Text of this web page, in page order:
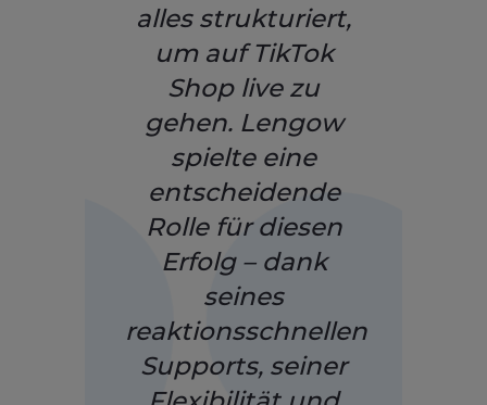
alles strukturiert,
um auf TikTok
Shop live zu
gehen. Lengow
spielte eine
entscheidende
Rolle für diesen
Erfolg – dank
seines
reaktionsschnellen
Supports, seiner